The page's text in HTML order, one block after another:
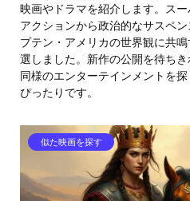
映画やドラマを紹介します。ス
アクションから政治的なサスペ
プテン・アメリカの世界観に共
選しました。新作の公開を待ちき
同様のエンターテインメントを
ぴったりです。
似た映画を探す